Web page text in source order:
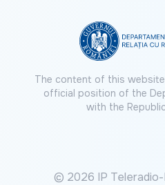
The content of this
official position of the
with the
© 2026 IP Teleradio-